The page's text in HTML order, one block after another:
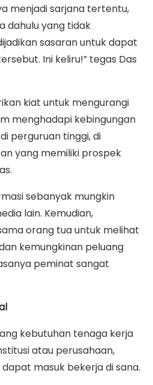
menjadi sarjana tertentu,
dahulu yang tidak
sasaran untuk dapat
Ini keliru!” tegas Das
kiat untuk mengurangi
menghadapi kebingungan
perguruan tinggi, di
yang memiliki prospek
sebanyak mungkin
lain. Kemudian,
orang tua untuk melihat
kemungkinan peluang
peminat sangat
kebutuhan tenaga kerja
atau perusahaan,
masuk bekerja di sana.